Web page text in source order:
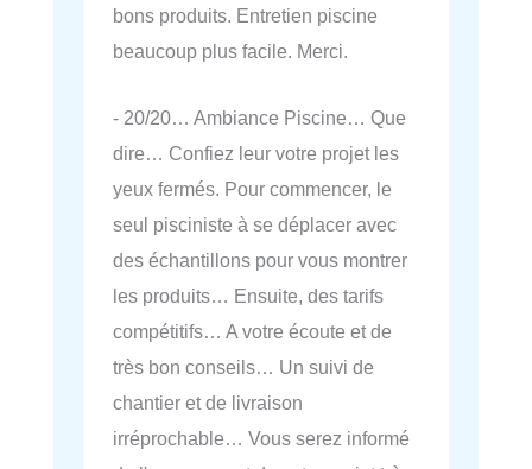
bons produits. Entretien piscine
beaucoup plus facile. Merci.
- 20/20… Ambiance Piscine… Que
dire… Confiez leur votre projet les
yeux fermés. Pour commencer, le
seul pisciniste à se déplacer avec
des échantillons pour vous montrer
les produits… Ensuite, des tarifs
compétitifs… A votre écoute et de
très bon conseils… Un suivi de
chantier et de livraison
irréprochable… Vous serez informé